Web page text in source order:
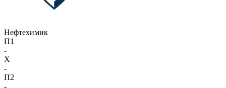
Нефтехимик
П1
-
X
-
П2